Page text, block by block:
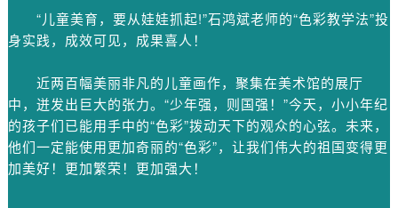
“儿童美育，要从娃娃抓起!”石鸿斌老师的“色彩教学法”投
身实践，成效可见，成果喜人！
近两百幅美丽非凡的儿童画作，聚集在美术馆的展厅
中，迸发出巨大的张力。“少年强，则国强！”今天，小小年纪
的孩子们已能用手中的“色彩”拨动天下的观众的心弦。未来，
他们一定能使用更加奇丽的“色彩”，让我们伟大的祖国变得更
加美好！更加繁荣！更加强大！